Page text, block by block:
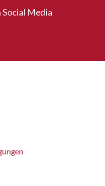
Social Media